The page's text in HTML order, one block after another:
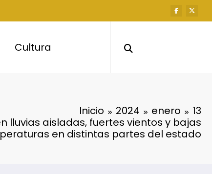
Cultura
Inicio 2024 enero
13
lluvias aisladas, fuertes vientos y bajas
en distintas partes del estado